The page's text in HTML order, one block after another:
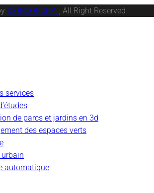
ICONCONCEPT, All Right Reserved
services
de parcs et jardins en 3d
des espaces verts
automatique